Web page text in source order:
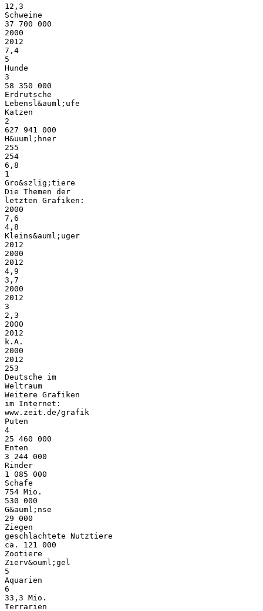
12,3
Schweine
37 700 000
2000
2012
7,4
5
Hunde
3
58 350 000
Erdrutsche
Lebensl&auml;ufe
Katzen
2
627 941 000
H&uuml;hner
255
254
6,8
1
Gro&szlig;tiere
Die Themen der
letzten Grafiken:
2000
7,6
4,8
Kleins&auml;uger
2012
2000
2012
4,9
3,7
2000
2012
3
2,3
2000
2012
k.A.
2000
2012
253
Deutsche im
Weltraum
Weitere Grafiken
im Internet:
www.zeit.de/grafik
Puten
4
25 460 000
Enten
3 244 000
Rinder
1 085 000
Schafe
754 Mio.
530 000
G&auml;nse
29 000
Ziegen
geschlachtete Nutztiere
ca. 121 000
Zootiere
Zierv&ouml;gel
5
Aquarien
6
33,3 Mio.
Terrarien